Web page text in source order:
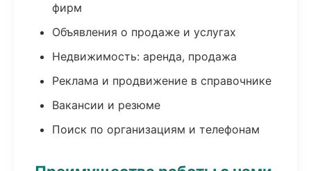
фирм
Объявления о продаже и услугах
Недвижимость: аренда, продажа
Реклама и продвижение в справочнике
Вакансии и резюме
Поиск по организациям и телефонам